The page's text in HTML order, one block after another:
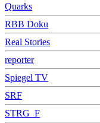
Quarks
RBB Doku
Real Stories
reporter
Spiegel TV
SRF
STRG_F